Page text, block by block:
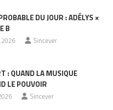
DU JOUR : ADÉLYS ×
B
2026 Sincever
: QUAND LA MUSIQUE
LE POUVOIR
Sincever